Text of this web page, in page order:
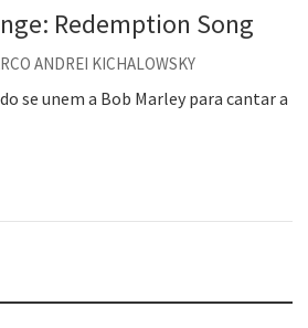
Borges
o veganismo não é a resposta
Redemption Song
ANDREI KICHALOWSKY
se unem a Bob Marley para cantar a